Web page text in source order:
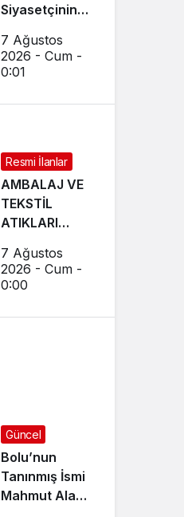
Siyasetçinin
7 Ağustos
2026 - Cum -
0:01
Resmi İlanlar
AMBALAJ VE
TEKSTİL
ATIKLARI
İHALELERİ
(GEREDE
7 Ağustos
2026 - Cum -
0:00
Güncel
Bolu’nun
Tanınmış İsmi
Mahmut Alan